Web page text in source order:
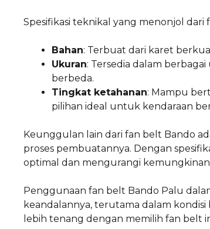
Spesifikasi teknikal yang menonjol
Bahan: Terbuat dari karet
Ukuran: Tersedia dalam
berbeda.
Tingkat ketahanan: Mampu
pilihan ideal untuk kendaraan
Keunggulan lain dari fan belt Bando
proses pembuatannya. Dengan
optimal dan mengurangi
Penggunaan fan belt Bando Palu
keandalannya, terutama dalam
lebih tenang dengan memilih fan belt